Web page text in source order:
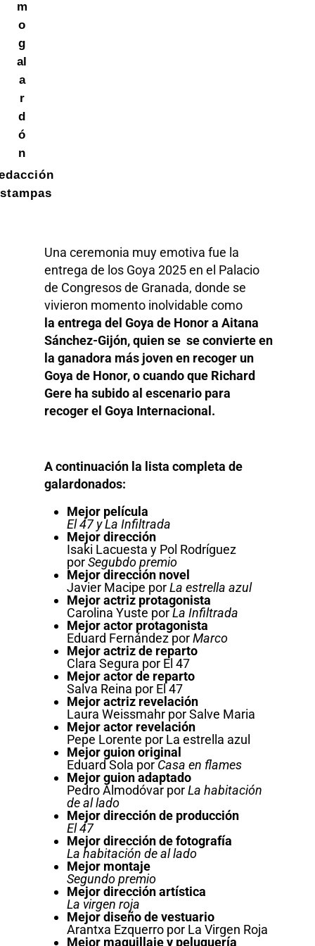
m
o
g
al
a
r
d
ó
n
Una ceremonia muy emotiva fue la
entrega de los Goya 2025 en el Palacio
de Congresos de Granada, donde se
vivieron momento inolvidable como
la entrega del Goya de Honor a Aitana
Sánchez-Gijón, quien se se convierte en
la ganadora más joven en recoger un
Goya de Honor, o cuando que Richard
Gere ha subido al escenario para
recoger el Goya Internacional.
A continuación la lista completa de
galardonados:
Mejor película
El 47 y La Infiltrada
Mejor dirección
Isaki Lacuesta y Pol Rodríguez
porSegubdo premio
Mejor dirección novel
Javier Macipe porLa estrella azul
Mejor actriz protagonista
Carolina Yuste porLa Infiltrada
Mejor actor protagonista
Eduard Fernández porMarco
Mejor actriz de reparto
Clara Segura por El 47
Mejor actor de reparto
Salva Reina por El 47
Mejor actriz revelación
Laura Weissmahr por Salve Maria
Mejor actor revelación
Pepe Lorente por La estrella azul
Mejor guion original
Eduard Sola por Casa en flames
Mejor guion adaptado
Pedro Almodóvar porLa habitación
de al lado
Mejor dirección de producción
El 47
Mejor dirección de fotografía
La habitación de al lado
Mejor montaje
Segundo premio
Mejor dirección artística
La virgen roja
Mejor diseño de vestuario
Arantxa Ezquerro por La Virgen Roja
Mejor maquillaje y peluquería